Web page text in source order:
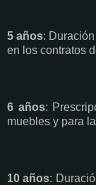
5 años:
en los contratos
6 años:
muebles y para
10 años: